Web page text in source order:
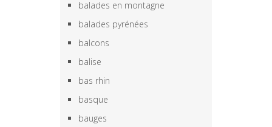
balades en montagne
balades pyrénées
balcons
balise
bas rhin
basque
bauges